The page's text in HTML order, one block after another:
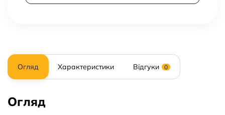
Огляд Характеристики Відгуки 0
Огляд